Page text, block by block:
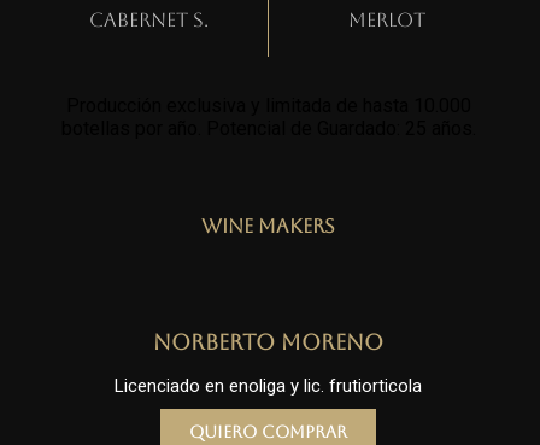
Cabernet S. Merlot
Wine Makers
Norberto Moreno
Licenciado en enoliga y lic. frutiorticola
Quiero comprar